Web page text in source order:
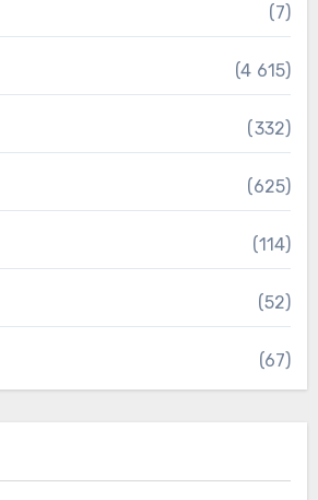
(7)
(4 615)
(332)
(625)
(114)
(52)
(67)